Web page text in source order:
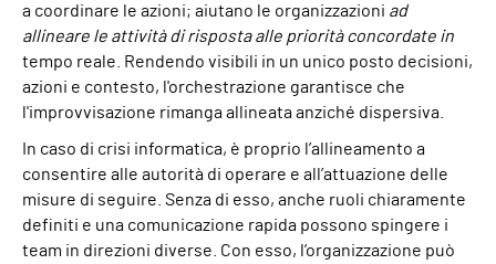
a coordinare le azioni; aiutano le organizzazioni ad
allineare le attività di risposta alle priorità concordate in
tempo reale. Rendendo visibili in un unico posto decisioni,
azioni e contesto, l'orchestrazione garantisce che
l'improvvisazione rimanga allineata anziché dispersiva.
In caso di crisi informatica, è proprio l’allineamento a
consentire alle autorità di operare e all’attuazione delle
misure di seguire. Senza di esso, anche ruoli chiaramente
definiti e una comunicazione rapida possono spingere i
team in direzioni diverse. Con esso, l’organizzazione può